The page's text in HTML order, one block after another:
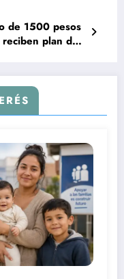
de 1500 pesos
plan de